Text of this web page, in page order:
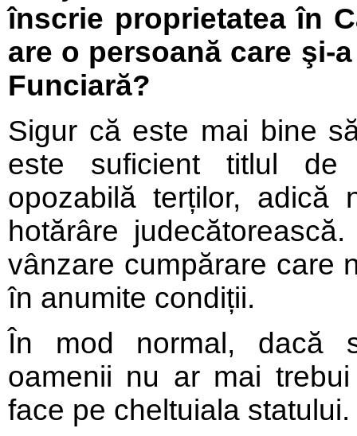
înscrie proprietatea în
are o persoană care şi-
Funciară?
Sigur că este mai bine
este suficient titlul de
opozabilă terților,
hotărâre
vânzare cumpărare care
în anumite condiții.
În mod normal, dacă
oamenii nu ar mai
face pe cheltuiala statului.